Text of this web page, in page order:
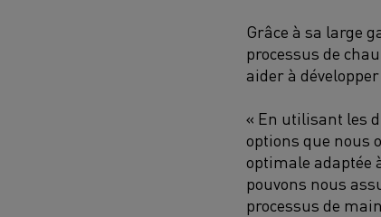
Grâce à sa large
processus de
aider à
« En utilisant les
options que nous
optimale adaptée
pouvons nous
processus de